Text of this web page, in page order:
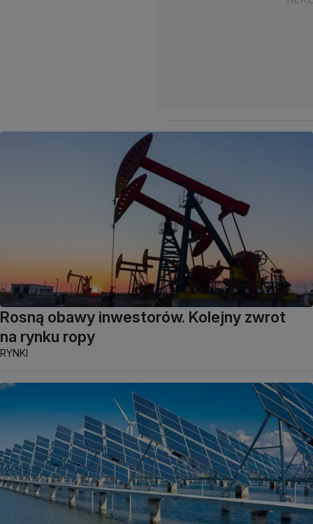
Rosną obawy inwestorów. Kolejny zwrot
na rynku ropy
RYNKI